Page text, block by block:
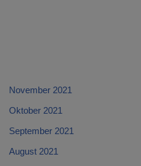
November 2021
Oktober 2021
September 2021
August 2021